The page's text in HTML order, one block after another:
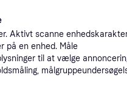
Laveste pris·Fri fragt
Aktivt scanne
på en enhed. Måle
til at vælge